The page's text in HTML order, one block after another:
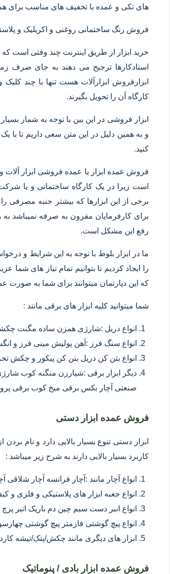
های تکی و عمده با تخفیف های مناسب برای
فروش رنگ ساختمانی روغنی و اکریلیک و
خرید ابزار از طریق اینترنت چند وقتی است
استادکارها ترجیح می دهند به جای صرف
ابزارفروش ابزارآلات هست تنها با چند
کارگاه آن را تحویل بگیرند.
ابزار فروشی در این بین با توجه به شمار
و به همین دلیل در این متن سعی داریم تا با یک
کنید.
فروش عمده ابزار یا عمده فروشی ابزار آلات
است زیرا در یک کارگاه ساختمانی و یا
برخی از این ابزارها که بیشتر جنبه مصرفی
برای کارفرمایان مقرون به صرفه نمیباشد
رفع این مشکل است.
ما در ابزار بلوط با توجه به این شرایط و
را ایجاد کردیم تا بتوانیم تمام نیاز های
که این دپارتمان میتوانند برای شما به صورت
شما میتوانید کلیه ابزار های برقی مانند :
انواع دریل :شارژی همزن ساده مگنت
انواع سنگ فرز :آهن پولیش مینی فرز و
انواع بتن کن دریل بتن کن پیکور و چکش
دیگر ابزار برقی :شیارزن منگنه کوب
صنعتی آچار بکس برقی میخ کوب برقی
فروش عمده ابزار دستی
ابزار دستی تنوع بسیار بالایی دارد و نام
کاربرد بسیار بالایی دارند به شرح زیر میباشد :
انواع آچار مانند :آچار فرانسه آچار شلاقی
انواع جعبه ابزار های پلاستیکی و فلزی و
انواع انبر دست سیم چین دم باریک انبر پرچ
انواع پیچ گوشتی فازمتر پیچ گوشتی
ابزار های دیگری مانند چکش/پتک/تیشه
فروش عمده ابزار بادی / پنوماتیک